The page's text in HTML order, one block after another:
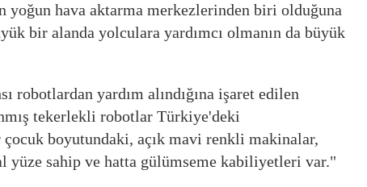
yoğun hava aktarma merkezlerinden biri olduğuna
bir alanda yolculara yardımcı olmanın da büyük
robotlardan yardım alındığına işaret edilen
tekerlekli robotlar Türkiye'deki
boyutundaki, açık mavi renkli makinalar,
sahip ve hatta gülümseme kabiliyetleri var."